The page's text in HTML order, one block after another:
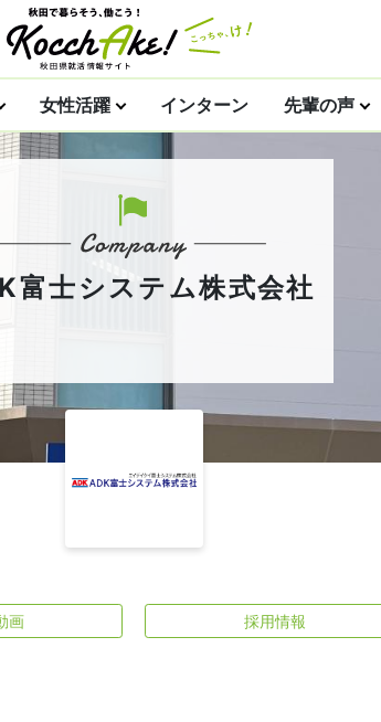
女性活躍 インターン 先輩の声
富士システム株式会社
画 採用情報